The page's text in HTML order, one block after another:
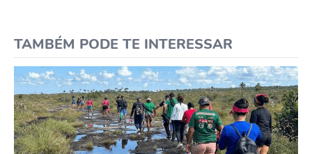
TAMBÉM PODE TE INTERESSAR